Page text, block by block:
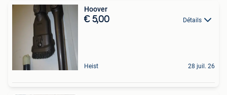
Hoover
€ 5,00 Détails
Heist 28 juil. 26